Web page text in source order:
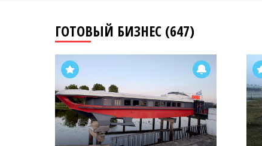
ГОТОВЫЙ БИЗНЕС (647)